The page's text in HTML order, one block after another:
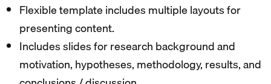
Flexible template includes multiple layouts for
presenting content.
Includes slides for research background and
motivation, hypotheses, methodology, results, and